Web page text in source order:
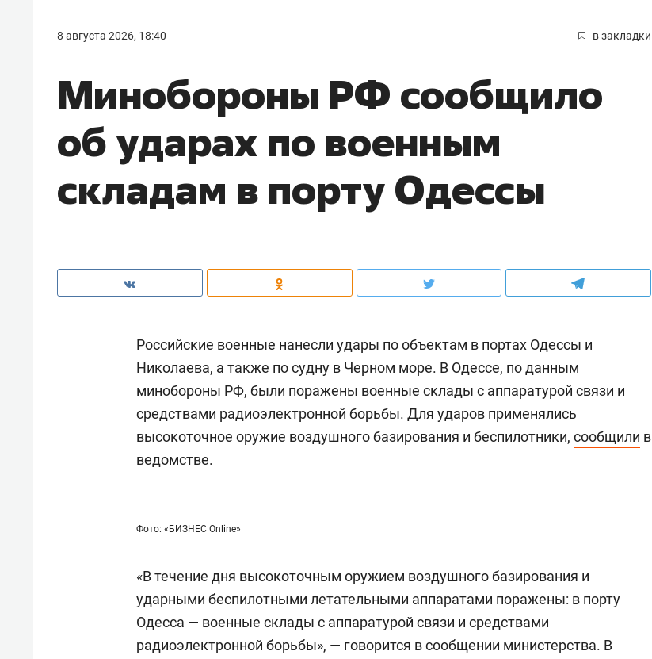
8 августа 2026, 18:40 в закладки
Минобороны РФ сообщило
об ударах по военным
складам в порту Одессы
Российские военные нанесли удары по объектам в портах Одессы и
Николаева, а также по судну в Черном море. В Одессе, по данным
минобороны РФ, были поражены военные склады с аппаратурой связи и
средствами радиоэлектронной борьбы. Для ударов применялись
высокоточное оружие воздушного базирования и беспилотники, сообщили в
ведомстве.
Фото: «БИЗНЕС Online»
«В течение дня высокоточным оружием воздушного базирования и
ударными беспилотными летательными аппаратами поражены: в порту
Одесса — военные склады с аппаратурой связи и средствами
радиоэлектронной борьбы», — говорится в сообщении министерства. В